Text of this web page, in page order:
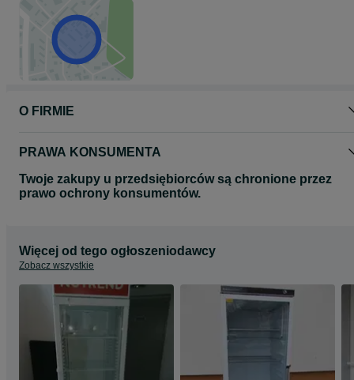
As Komis KOMIS AGD
Gdańsk Przymorze ul.Jagiellońska 8
80-371 Gdańsk
poniedziałek - piątek : 10 - 18
sobota : 9 -14
lub na : www.askomis.com
O FIRMIE
PRAWA KONSUMENTA
Twoje zakupy u przedsiębiorców są chronione przez
prawo ochrony konsumentów.
Więcej od tego ogłoszeniodawcy
Zobacz wszystkie